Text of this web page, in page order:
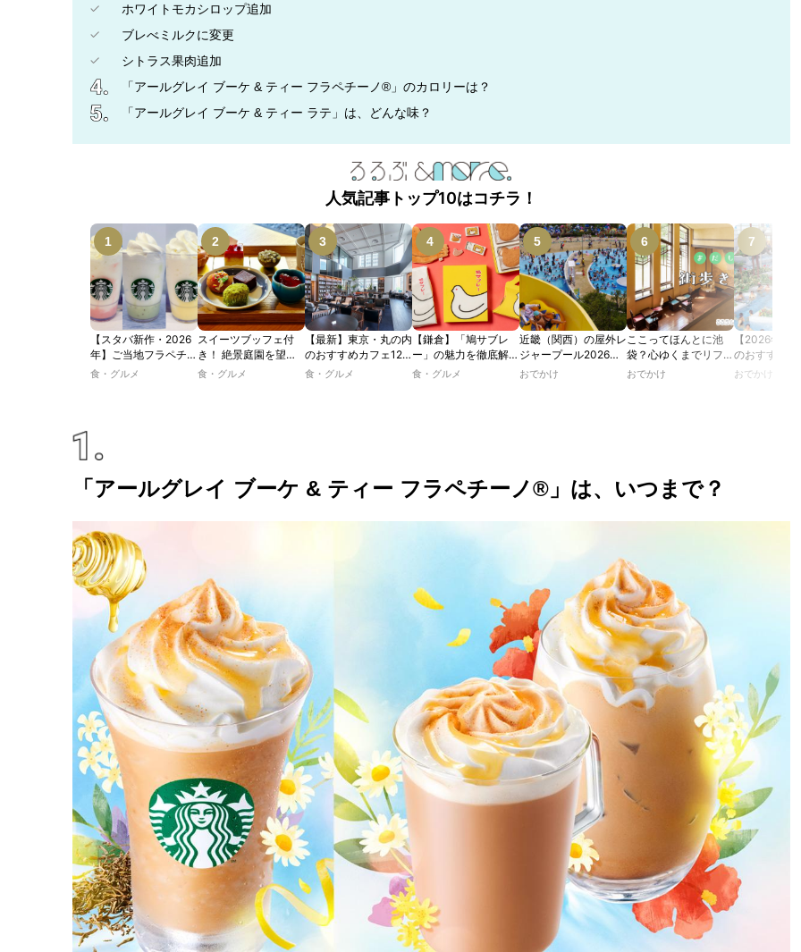
ホワイトモカシロップ追加
ブレべミルクに変更
シトラス果肉追加
「アールグレイ ブーケ & ティー フラペチーノ®」のカロリーは？
「アールグレイ ブーケ & ティー ラテ」は、どんな味？
人気記事トップ10はコチラ！
【スタバ新作・2026
年】ご当地フラペチー
ノが新登場！ 地域と
動。6種類を飲んで実
食レポート
食・グルメ
スイーツブッフェ付
き！ 絶景庭園を望む
ホテルレストランで味
食・グルメ
【最新】東京・丸の内
のおすすめカフェ12
選｜ひとりでゆったり
食・グルメ
【鎌倉】「鳩サブレ
ー」の魅力を徹底解
説！ 定番商品から限
食・グルメ
近畿（関西）の屋外レ
ジャープール2026！
ウォータースライダー
おでかけ
ここってほんとに池
袋？心ゆくまでリフレ
ッシュできる池袋・街
おでかけ
【2026年最
のおすすめの
ル人気10選
おでかけ
「アールグレイ ブーケ & ティー フラペチーノ®」は、いつまで？